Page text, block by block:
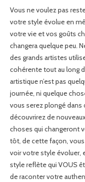
Vous ne voulez pas
votre style évolue en
votre vie et vos goûts
changera quelque peu.
des grands artistes
cohérente tout au long
artistique n’est pas
journée, ni quelque
vous serez plongé
découvrirez de
choses qui changeront
tôt, de cette façon,
voir votre style évoluer,
style reflète qui VOUS
de raconter votre